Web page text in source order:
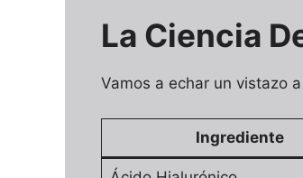
La Ciencia
Vamos a echar un vistazo
Ingrediente